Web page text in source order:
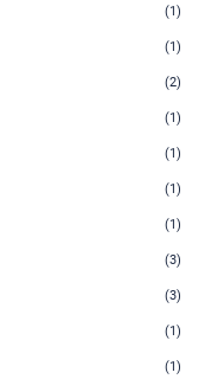
(1)
(1)
(2)
(1)
(1)
(1)
(1)
(3)
(3)
(1)
(1)